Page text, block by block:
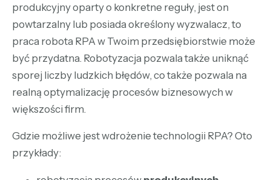
produkcyjny oparty o konkretne reguły, jest on
powtarzalny lub posiada określony wyzwalacz, to
praca robota RPA w Twoim przedsiębiorstwie może
być przydatna. Robotyzacja pozwala także uniknąć
sporej liczby ludzkich błędów, co także pozwala na
realną optymalizację procesów biznesowych w
większości firm.
Gdzie możliwe jest wdrożenie technologii RPA? Oto
przykłady: